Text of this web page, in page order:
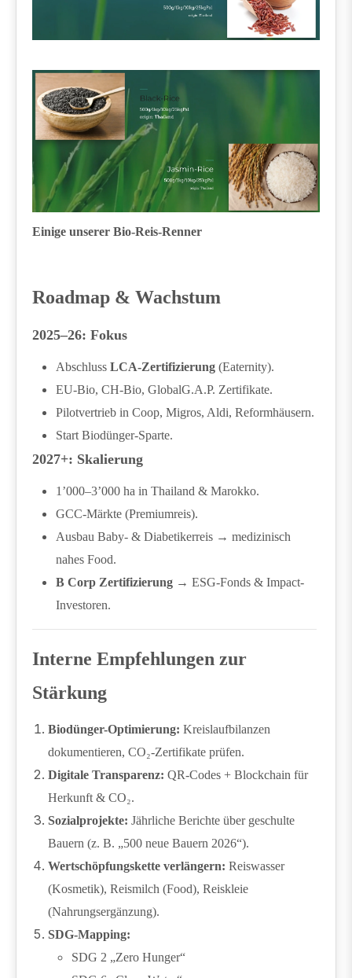
Einige unserer Bio-Reis-Renner
Roadmap & Wachstum
2025–26: Fokus
Abschluss LCA-Zertifizierung (Eaternity).
EU-Bio, CH-Bio, GlobalG.A.P. Zertifikate.
Pilotvertrieb in Coop, Migros, Aldi, Reformhäusern.
Start Biodünger-Sparte.
2027+: Skalierung
1’000–3’000 ha in Thailand & Marokko.
GCC-Märkte (Premiumreis).
Ausbau Baby- & Diabetikerreis → medizinisch
nahes Food.
B Corp Zertifizierung → ESG-Fonds & Impact-
Investoren.
Interne Empfehlungen zur
Stärkung
Biodünger-Optimierung: Kreislaufbilanzen
dokumentieren, CO₂-Zertifikate prüfen.
Digitale Transparenz: QR-Codes + Blockchain für
Herkunft & CO₂.
Sozialprojekte: Jährliche Berichte über geschulte
Bauern (z. B. „500 neue Bauern 2026“).
Wertschöpfungskette verlängern: Reiswasser
(Kosmetik), Reismilch (Food), Reiskleie
(Nahrungsergänzung).
SDG-Mapping:
SDG 2 „Zero Hunger“